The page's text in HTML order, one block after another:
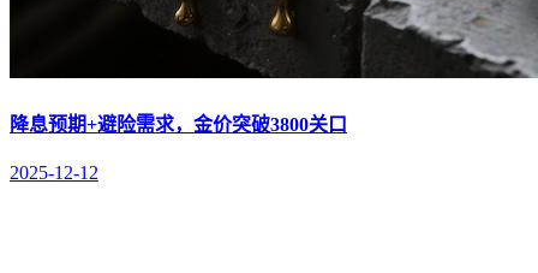
降息预期+避险需求，金价突破3800关口
2025-12-12